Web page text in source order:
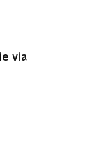
via